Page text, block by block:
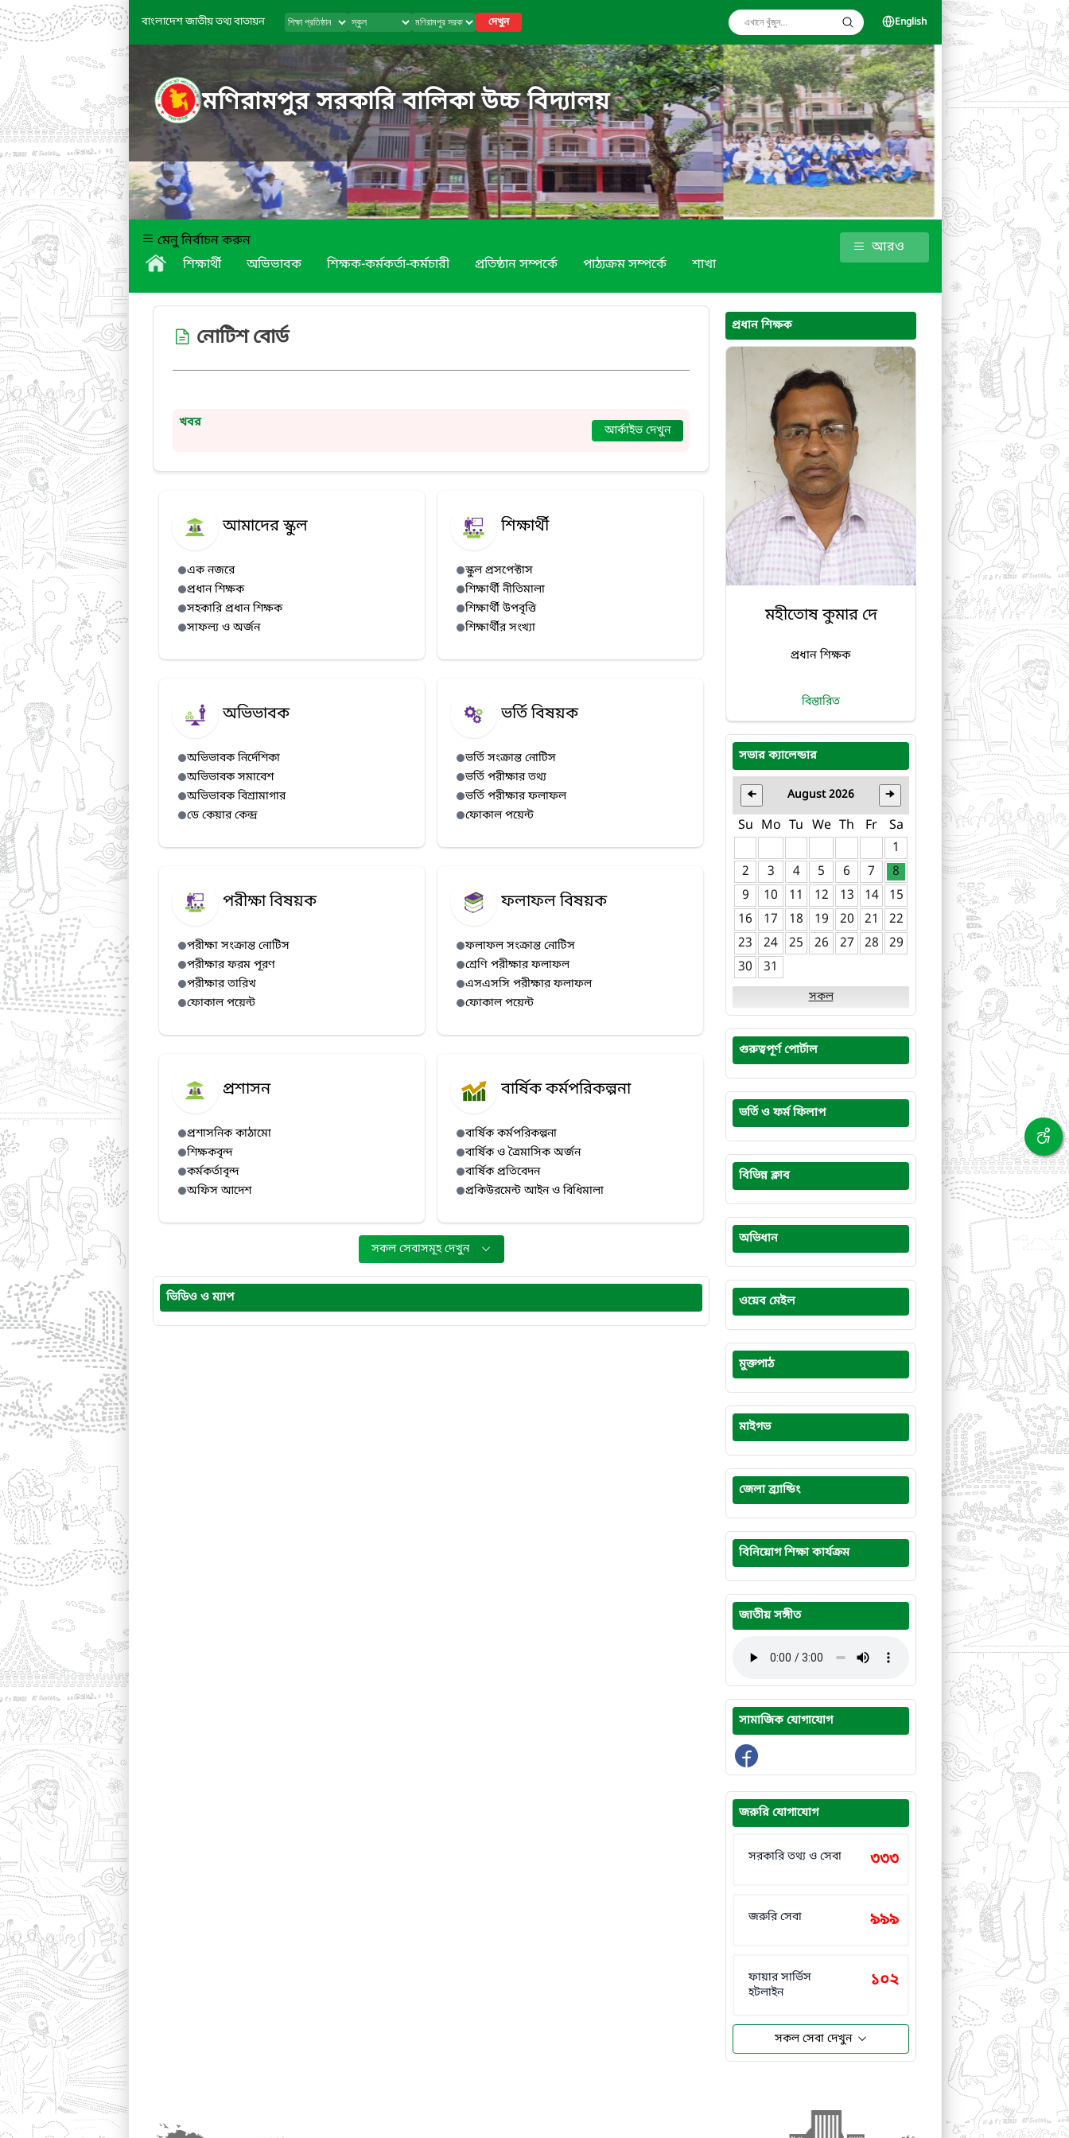
বাংলাদেশ জাতীয় তথ্য বাতায়ন দেখুন English
মণিরামপুর সরকারি বালিকা উচ্চ বিদ্যালয়
মেনু নির্বাচন করুন
শিক্ষার্থী
অভিভাবক শিক্ষক-কর্মকর্তা-কর্মচারী প্রতিষ্ঠান সম্পর্কে পাঠ্যক্রম সম্পর্কে শাখা
আরও
নোটিশ বোর্ড
খবর আর্কাইভ দেখুন
আমাদের স্কুল
এক নজরে
প্রধান শিক্ষক
সহকারি প্রধান শিক্ষক
সাফল্য ও অর্জন
শিক্ষার্থী
স্কুল প্রসপেক্টাস
শিক্ষার্থী নীতিমালা
শিক্ষার্থী উপবৃত্তি
শিক্ষার্থীর সংখ্যা
অভিভাবক
অভিভাবক নির্দেশিকা
অভিভাবক সমাবেশ
অভিভাবক বিশ্রামাগার
ডে কেয়ার কেন্দ্র
ভর্তি বিষয়ক
ভর্তি সংক্রান্ত নোটিস
ভর্তি পরীক্ষার তথ্য
ভর্তি পরীক্ষার ফলাফল
ফোকাল পয়েন্ট
পরীক্ষা বিষয়ক
পরীক্ষা সংক্রান্ত নোটিস
পরীক্ষার ফরম পূরণ
পরীক্ষার তারিখ
ফোকাল পয়েন্ট
ফলাফল বিষয়ক
ফলাফল সংক্রান্ত নোটিস
শ্রেণি পরীক্ষার ফলাফল
এসএসসি পরীক্ষার ফলাফল
ফোকাল পয়েন্ট
প্রশাসন
প্রশাসনিক কাঠামো
শিক্ষকবৃন্দ
কর্মকর্তাবৃন্দ
অফিস আদেশ
বার্ষিক কর্মপরিকল্পনা
বার্ষিক কর্মপরিকল্পনা
বার্ষিক ও ত্রৈমাসিক অর্জন
বার্ষিক প্রতিবেদন
প্রকিউরমেন্ট আইন ও বিধিমালা
সকল সেবাসমূহ দেখুন
ভিডিও ও ম্যাপ
প্রধান শিক্ষক
মহীতোষ কুমার দে
প্রধান শিক্ষক
বিস্তারিত
সভার ক্যালেন্ডার
🠈 August 2026 🠊
Su Mo Tu We Th Fr
Sa
1
2
3 4 5 6 7
8
9
10 11 12 13 14
15
16
17 18 19 20 21
22
23
24 25 26 27 28
29
30
31
সকল
গুরুত্বপূর্ণ পোর্টাল
ভর্তি ও ফর্ম ফিলাপ
বিভিন্ন ক্লাব
অভিধান
ওয়েব মেইল
মুক্তপাঠ
মাইগভ
জেলা ব্র্যান্ডিং
বিনিয়োগ শিক্ষা কার্যক্রম
জাতীয় সঙ্গীত
সামাজিক যোগাযোগ
জরুরি যোগাযোগ
সরকারি তথ্য ও সেবা ৩৩৩
জরুরি সেবা ৯৯৯
ফায়ার সার্ভিস
হটলাইন
১০২
সকল সেবা দেখুন